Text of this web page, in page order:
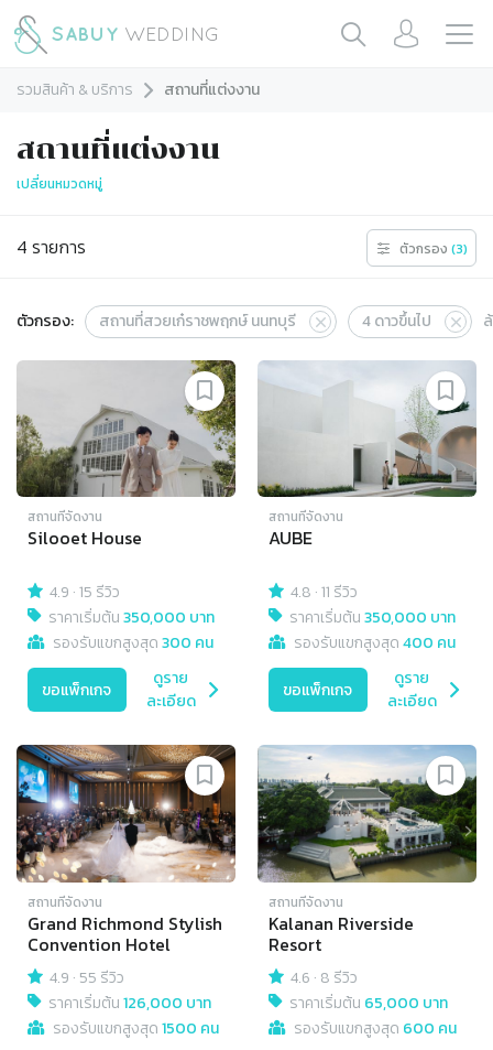
รวมสินค้า & บริการ สถานที่แต่งงาน
สถานที่แต่งงาน
เปลี่ยนหมวดหมู่
4 รายการ ตัวกรอง (3)
ตัวกรอง: สถานที่สวยเก๋ราชพฤกษ์ นนทบุรี 4ดาวขึ้นไป
สถานที่จัดงาน
Silooet House
4.9 ·15 รีวิว
ราคาเริ่มต้น350,000 บาท
รองรับแขกสูงสุด300 คน
ขอแพ็กเกจ
ดูราย
ละเอียด
สถานที่จัดงาน
AUBE
4.8 ·11 รีวิว
ราคาเริ่มต้น350,000 บาท
รองรับแขกสูงสุด400 คน
ขอแพ็กเกจ
ดูราย
ละเอียด
สถานที่จัดงาน
Grand Richmond Stylish
Convention Hotel
4.9 · 55 รีวิว
ราคาเริ่มต้น126,000 บาท
รองรับแขกสูงสุด1500 คน
สถานที่จัดงาน
Kalanan Riverside
Resort
4.6 · 8 รีวิว
ราคาเริ่มต้น 65,000 บาท
รองรับแขกสูงสุด 600 คน